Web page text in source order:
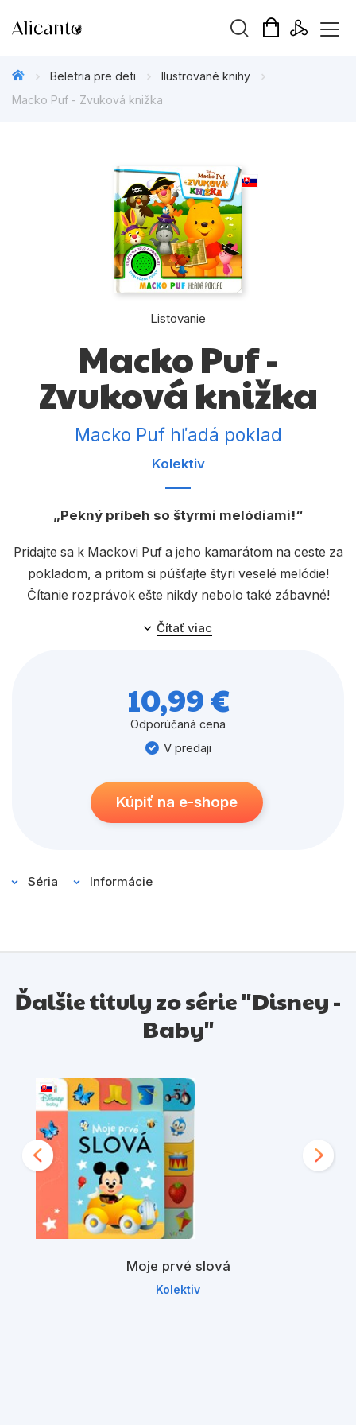
Beletria pre deti
Beletria pre dospelých
Darčekové publikácie
Doplnkový sortiment
Počítače
Populárno - náučné pre deti
Výchova a pedagogika
Young adult
Zdravie a životný štýl
Beletria pre deti
Ilustrované knihy
Macko Puf - Zvuková knižka
Listovanie
Macko Puf -
Zvuková knižka
Macko Puf hľadá poklad
Kolektiv
Pekný príbeh so štyrmi melódiami!
Pridajte sa k Mackovi Puf a jeho kamarátom na ceste za
pokladom, a pritom si púšťajte štyri veselé melódie!
Čítanie rozprávok ešte nikdy nebolo také zábavné!
Čítať viac
10,99 €
Odporúčaná cena
V predaji
Kúpiť na e-shope
Séria Informácie
Ďalšie tituly zo série "Disney -
Baby"
Moje prvé slová
Kolektiv